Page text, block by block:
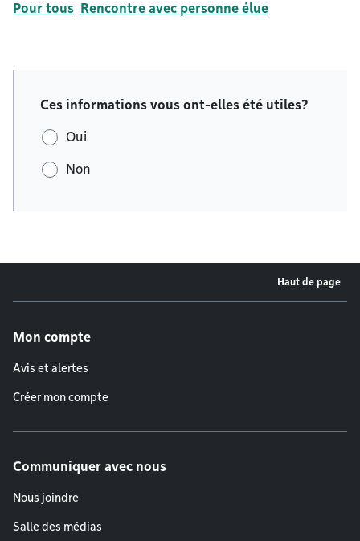
Pour tous Rencontre avec personne élue
Ces informations vous ont-elles été utiles?
Oui
Non
Haut de page
Mon compte
Avis et alertes
Créer mon compte
Communiquer avec nous
Nous joindre
Salle des médias